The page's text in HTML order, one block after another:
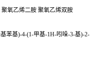
聚氧乙烯二胺 聚氧乙烯双胺
苯基)-4-(1-甲基-1H-吲哚-3-基)-2-